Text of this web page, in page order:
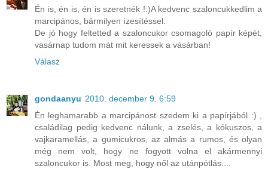
Én is, én is, én is szeretnék !:)A kedvenc szaloncukkedlim a
marcipános, bármilyen ízesítéssel.
De jó hogy feltetted a szaloncukor csomagoló papír képét,
vasárnap tudom mát mit keressek a vásárban!
Válasz
gondaanyu 2010. december 9. 6:59
Én leghamarabb a marcipánost szedem ki a papírjából :) ,
családilag pedig kedvenc nálunk, a zselés, a kókuszos, a
vajkaramellás, a gumicukros, az almás a rumos, és olyan
még nem volt, hogy ne fogyott volna el akármennyi
szaloncukor is. Most meg, hogy nől az utánpótlás....